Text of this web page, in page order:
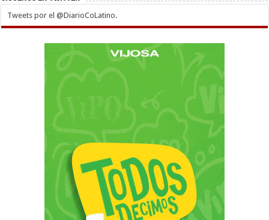
Tweets por el @DiarioCoLatino.